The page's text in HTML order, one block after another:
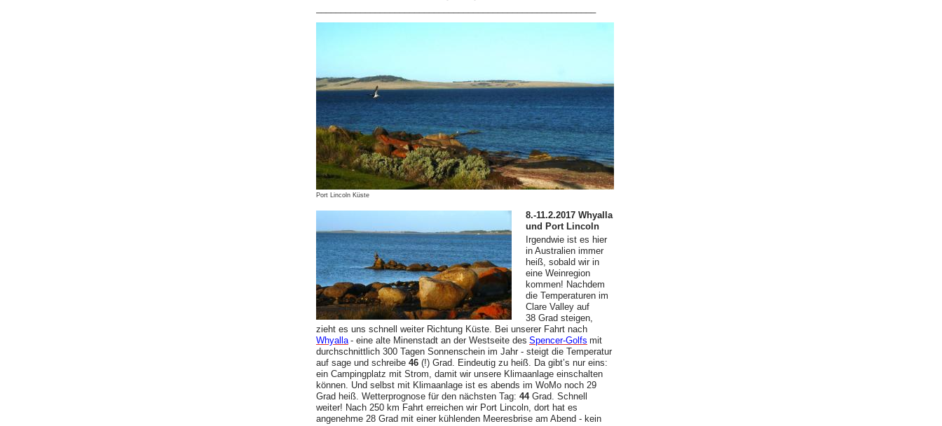
Port Lincoln Küste
8.-11.2.2017 Whyalla
und Port Lincoln
Irgendwie ist es hier
in Australien immer
heiß, sobald wir in
eine Weinregion
kommen! Nachdem
die Temperaturen im
Clare Valley auf
38 Grad steigen,
zieht es uns schnell weiter Richtung Küste. Bei unserer Fahrt nach
Whyalla - eine alte Minenstadt an der Westseite des Spencer-Golfs mit
durchschnittlich 300 Tagen Sonnenschein im Jahr - steigt die Temperatur
auf sage und schreibe 46 (!) Grad. Eindeutig zu heiß. Da gibt’s nur eins:
ein Campingplatz mit Strom, damit wir unsere Klimaanlage einschalten
können. Und selbst mit Klimaanlage ist es abends im WoMo noch 29
Grad heiß. Wetterprognose für den nächsten Tag: 44Grad. Schnell
weiter! Nach 250 km Fahrt erreichen wir Port Lincoln, dort hat es
angenehme 28 Grad mit einer kühlenden Meeresbrise am Abend - kein